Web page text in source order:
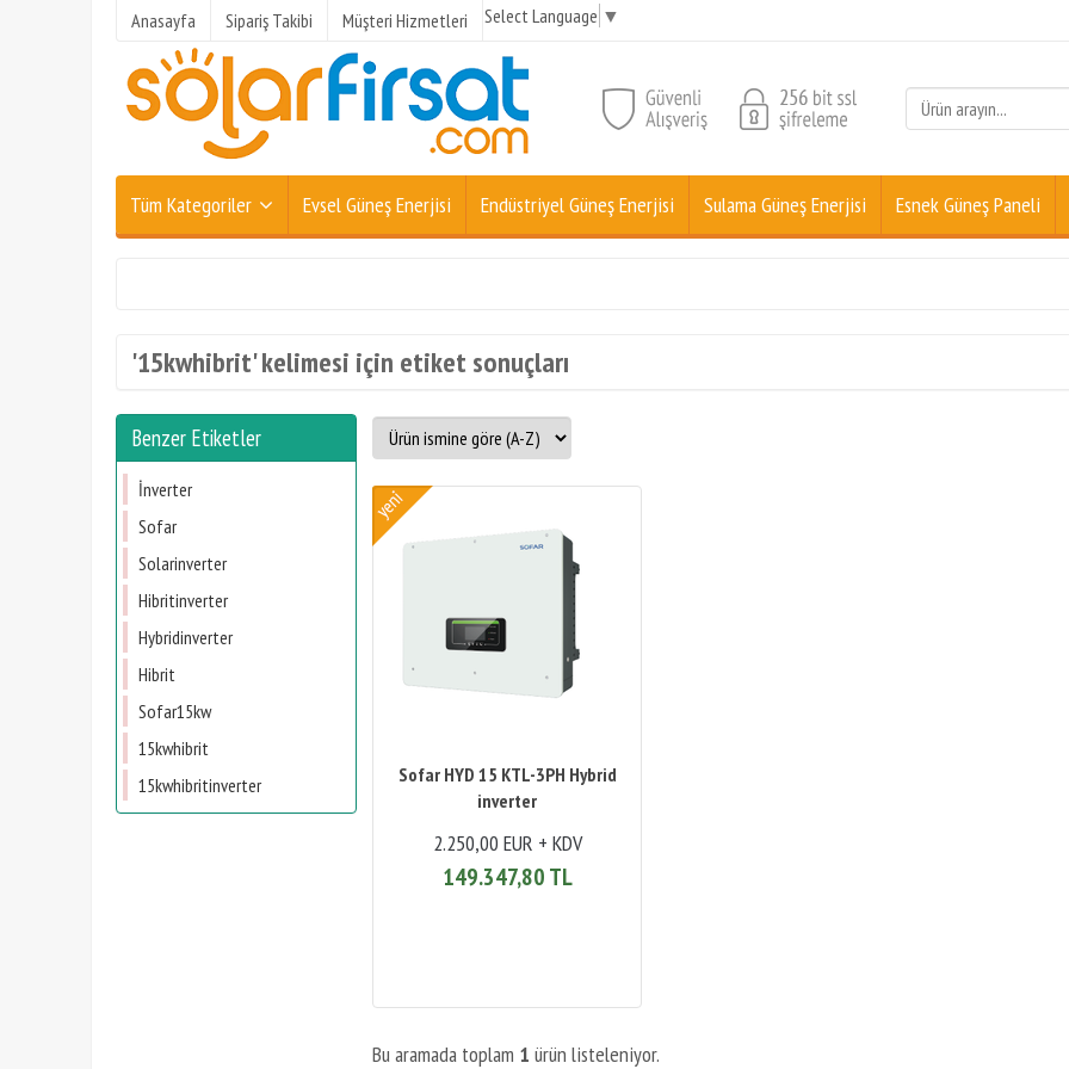
Anasayfa Sipariş Takibi Müşteri Hizmetleri Select Language ▼
Tüm Kategoriler Evsel Güneş Enerjisi Endüstriyel Güneş Enerjisi Sulama Güneş Enerjisi Esnek Güneş Paneli
'15kwhibrit' kelimesi için etiket sonuçları
Benzer Etiketler
İnverter
Sofar
Solarinverter
Hibritinverter
Hybridinverter
Hibrit
Sofar15kw
15kwhibrit
15kwhibritinverter
Sofar HYD 15 KTL-3PH Hybrid
inverter
2.250,00 EUR + KDV
149.347,80 TL
Bu aramada toplam 1 ürün listeleniyor.